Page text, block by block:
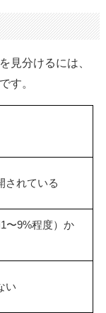
見分けるには、
す。
されている
〜9%程度）か
い